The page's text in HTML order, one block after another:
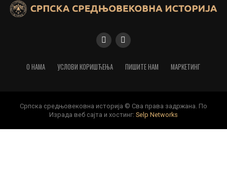
О НАМА УСЛОВИ КОРИШЋЕЊА ПИШИТЕ НАМ МАРКЕТИНГ
Српска средњовековна историја © Сва права задржана. По
Израда веб сајта и хостинг: Selp Networks